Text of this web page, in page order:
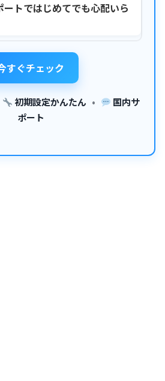
トではじめてでも心配いら
すぐチェック
初期設定かんたん •
国内サ
ポート